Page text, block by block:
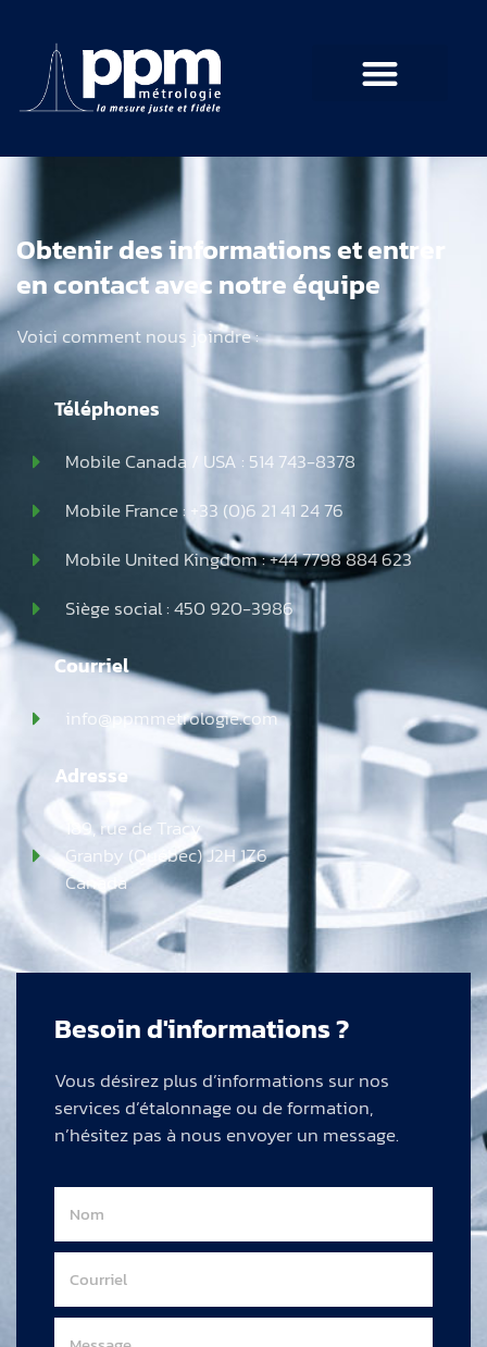
Nous Joindre
Obtenir des informations et entrer
en contact avec notre équipe
Voici comment nous joindre :
Téléphones
Mobile Canada / USA : 514 743-8378
Mobile France : +33 (0)6 21 41 24 76
Mobile United Kingdom : +44 7798 884 623
Siège social : 450 920-3986
Courriel
info@ppmmetrologie.com
Adresse
189, rue de Tracy
Granby (Québec) J2H 1Z6
Canada
Besoin d'informations ?
Vous désirez plus d’informations sur nos
services d’étalonnage ou de formation,
n’hésitez pas à nous envoyer un message.